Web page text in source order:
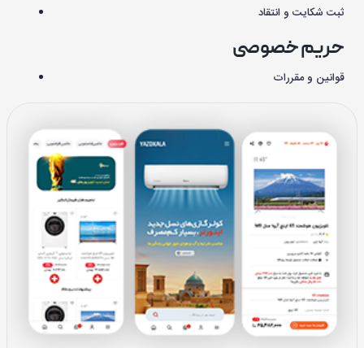
ثبت شکایت و انتقاد
حریم خصوصی
قوانین و مقررات